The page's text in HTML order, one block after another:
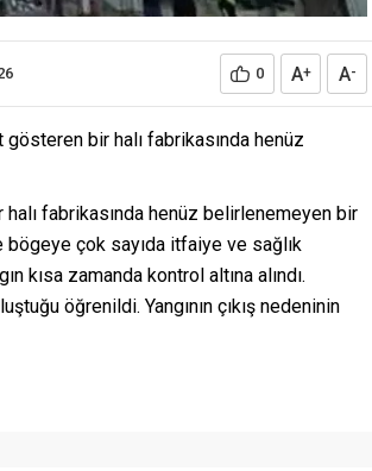
0 A+ A-
bir halı fabrikasında henüz
fabrikasında henüz belirlenemeyen bir
bögeye çok sayıda itfaiye ve sağlık
zamanda kontrol altına alındı.
öğrenildi. Yangının çıkış nedeninin